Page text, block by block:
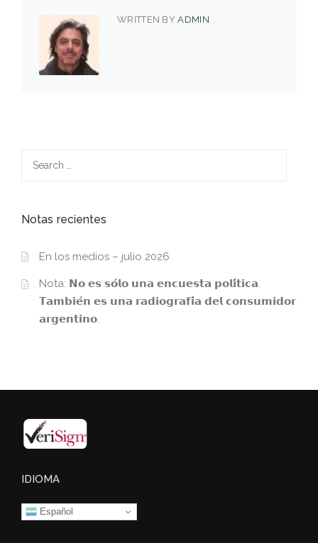
WRITTEN BYADMIN
Notas recientes
En los medios – julio 2026
Nota: 𝗡𝗼 𝗲𝘀 𝘀𝗼́𝗹𝗼 𝘂𝗻𝗮 𝗲𝗻𝗰𝘂𝗲𝘀𝘁𝗮 𝗽𝗼𝗹𝗶́𝘁𝗶𝗰𝗮.
𝗧𝗮𝗺𝗯𝗶𝗲́𝗻 𝗲𝘀 𝘂𝗻𝗮 𝗿𝗮𝗱𝗶𝗼𝗴𝗿𝗮𝗳𝗶́𝗮 𝗱𝗲𝗹 𝗰𝗼𝗻𝘀𝘂𝗺𝗶𝗱𝗼𝗿
𝗮𝗿𝗴𝗲𝗻𝘁𝗶𝗻𝗼.
IDIOMA
Español